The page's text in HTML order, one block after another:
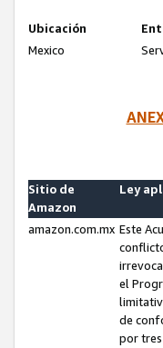
Ubicación
Mexico
Sitio de
Amazon
Ley
amazon.com.mx Este
el
de
por tres